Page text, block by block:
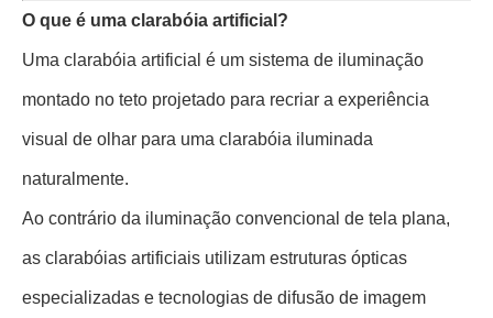
O que é uma clarabóia artificial?
Uma clarabóia artificial é um sistema de iluminação
montado no teto projetado para recriar a experiência
visual de olhar para uma clarabóia iluminada
naturalmente.
Ao contrário da iluminação convencional de tela plana,
as clarabóias artificiais utilizam estruturas ópticas
especializadas e tecnologias de difusão de imagem